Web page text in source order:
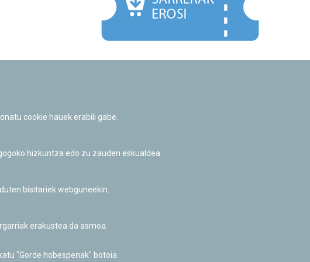
Informazio publikoa eskatzeko baimena
cookie hauek erabili gabe.
hizkuntza edo zu zauden eskualdea.
bisitariek webguneekin.
erakustea da asmoa.
"Gorde hobespenak" botoia.